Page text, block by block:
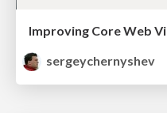
sergeychernyshev